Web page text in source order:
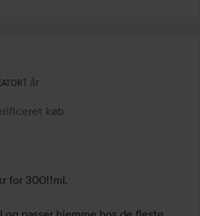
Lyko Creator.
1 år
Posten blev oprettet 1 år
køb
for 300!!ml.